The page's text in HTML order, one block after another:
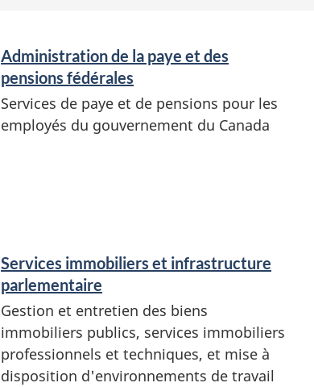
Administration de la paye et des
pensions fédérales
Services de paye et de pensions pour les
employés du gouvernement du Canada
Services immobiliers et infrastructure
parlementaire
Gestion et entretien des biens
immobiliers publics, services immobiliers
professionnels et techniques, et mise à
disposition d'environnements de travail